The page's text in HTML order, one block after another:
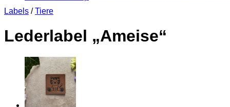
Labels / Tiere
Lederlabel „Ameise“